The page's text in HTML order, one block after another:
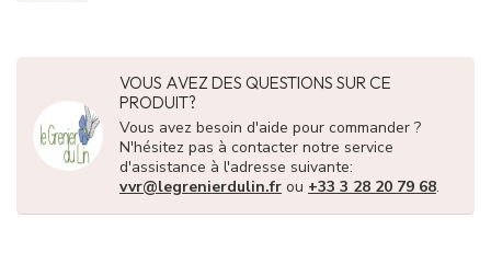
VOUS AVEZ DES QUESTIONS SUR CE
PRODUIT?
Vous avez besoin d'aide pour commander ?
N'hésitez pas à contacter notre service
d'assistance à l'adresse suivante:
vvr@legrenierdulin.fr ou +33 3 28 20 79 68.